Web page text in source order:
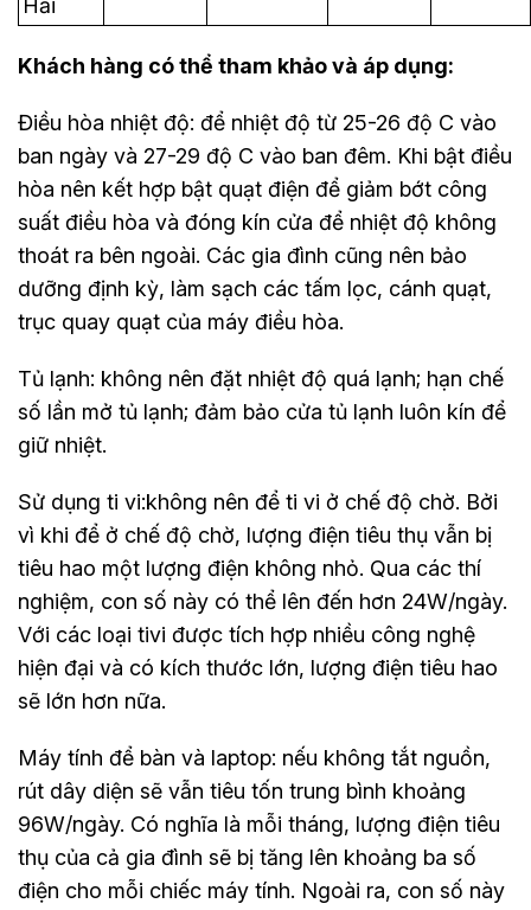
Hải
Khách hàng có thể tham khảo và áp dụng:
Điều hòa nhiệt độ: để nhiệt độ từ 25-26 độ C vào
ban ngày và 27-29 độ C vào ban đêm. Khi bật điều
hòa nên kết hợp bật quạt điện để giảm bớt công
suất điều hòa và đóng kín cửa để nhiệt độ không
thoát ra bên ngoài. Các gia đình cũng nên bảo
dưỡng định kỳ, làm sạch các tấm lọc, cánh quạt,
trục quay quạt của máy điều hòa.
Tủ lạnh: không nên đặt nhiệt độ quá lạnh; hạn chế
số lần mở tủ lạnh; đảm bảo cửa tủ lạnh luôn kín để
giữ nhiệt.
Sử dụng ti vi:không nên để ti vi ở chế độ chờ. Bởi
vì khi để ở chế độ chờ, lượng điện tiêu thụ vẫn bị
tiêu hao một lượng điện không nhỏ. Qua các thí
nghiệm, con số này có thể lên đến hơn 24W/ngày.
Với các loại tivi được tích hợp nhiều công nghệ
hiện đại và có kích thước lớn, lượng điện tiêu hao
sẽ lớn hơn nữa.
Máy tính để bàn và laptop: nếu không tắt nguồn,
rút dây diện sẽ vẫn tiêu tốn trung bình khoảng
96W/ngày. Có nghĩa là mỗi tháng, lượng điện tiêu
thụ của cả gia đình sẽ bị tăng lên khoảng ba số
điện cho mỗi chiếc máy tính. Ngoài ra, con số này